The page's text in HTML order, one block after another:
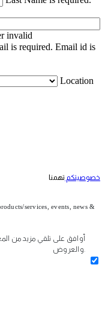
invalid
is required. Email id is
Location
خصوصيتكم تهمنا
services, events, news &
أوافق على تلقي مزيد من
والعروض.